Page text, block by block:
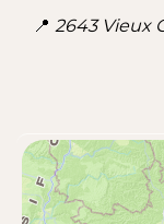
📍 2643 Vieux